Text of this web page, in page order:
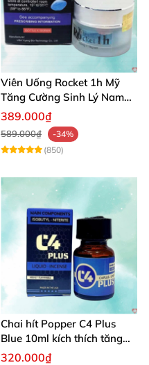
Viên Uống Rocket 1h Mỹ
Tăng Cường Sinh Lý Nam
Hỗ Trợ Cương Cứng
389.000₫
589.000₫
-34%
(850)
Chai hít Popper C4 Plus
Blue 10ml kích thích tăng
khoái cảm giới tính
320.000₫